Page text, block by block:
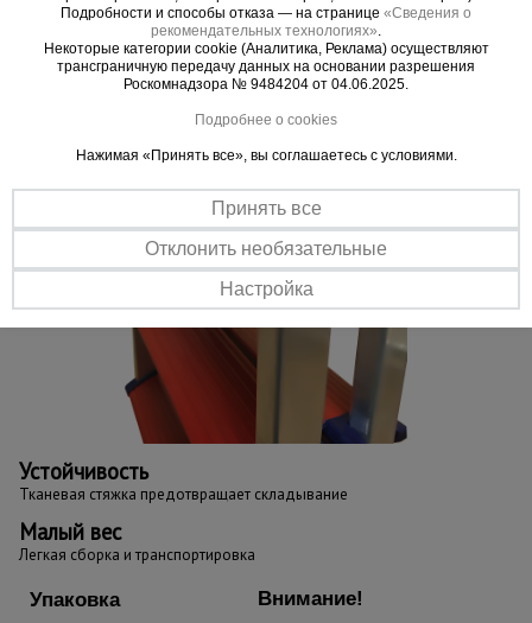
Пластиковая окантовка ступеней защищает от случайных порезов
Устойчивость
Тканевая стяжка предотвращает складывание
Малый вес
Легкая сборка и транспортировка
Упаковка Внимание!
Подробности и способы отказа — на странице «Сведения о
рекомендательных технологиях».
Некоторые категории cookie (Аналитика, Реклама) осуществляют
трансграничную передачу данных на основании разрешения
Роскомнадзора № 9484204 от 04.06.2025.
Подробнее о cookies
Нажимая «Принять все», вы соглашаетесь с условиями.
Принять все
Отклонить необязательные
Настройка